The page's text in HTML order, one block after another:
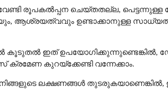
രൂപകൽപ്പന ചെയ്തതല്ല,
ആശ്രയത്വവും ഉണ്ടാക്കാനുള്ള
കൂടുതൽ ഇത് ഉപയോഗിക്കുന്നുണ്ടെങ്കിൽ,
കുറയ്‌ക്കേണ്ടി വന്നേക്കാം.
നിങ്ങളുടെ ലക്ഷണങ്ങൾ